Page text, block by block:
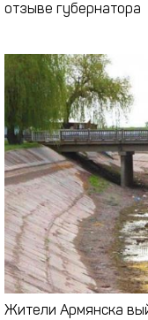
отзыве губернатора
Жители Армянска